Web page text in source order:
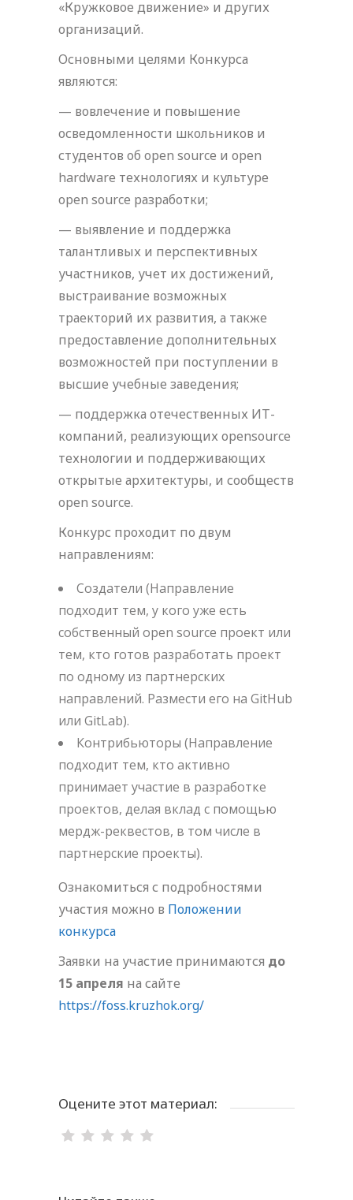
«Кружковое движение» и других
организаций.
Основными целями Конкурса
являются:
— вовлечение и повышение
осведомленности школьников и
студентов об open source и open
hardware технологиях и культуре
open source разработки;
— выявление и поддержка
талантливых и перспективных
участников, учет их достижений,
выстраивание возможных
траекторий их развития, а также
предоставление дополнительных
возможностей при поступлении в
высшие учебные заведения;
— поддержка отечественных ИТ-
компаний, реализующих opensource
технологии и поддерживающих
открытые архитектуры, и сообществ
open source.
Конкурс проходит по двум
направлениям:
Создатели (Направление
подходит тем, у кого уже есть
собственный open source проект или
тем, кто готов разработать проект
по одному из партнерских
направлений. Размести его на GitHub
или GitLab).
Контрибьюторы (Направление
подходит тем, кто активно
принимает участие в разработке
проектов, делая вклад с помощью
мердж-реквестов, в том числе в
партнерские проекты).
Ознакомиться с подробностями
участия можно в Положении
конкурса
Заявки на участие принимаются до
15 апреля на сайте
https://foss.kruzhok.org/
Оцените этот материал: